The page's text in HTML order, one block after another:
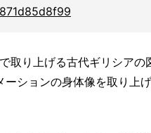
取り上げる古代ギリシア
ーションの身体像を取り上